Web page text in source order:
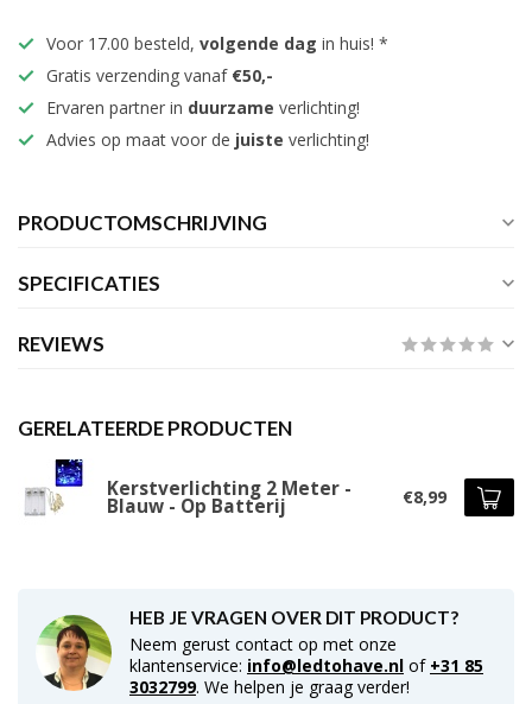
Voor 17.00 besteld, volgende dag in huis! *
Gratis verzending vanaf €50,-
Ervaren partner in duurzame verlichting!
Advies op maat voor de juiste verlichting!
PRODUCTOMSCHRIJVING
SPECIFICATIES
REVIEWS
GERELATEERDE PRODUCTEN
Kerstverlichting 2 Meter -
Blauw - Op Batterij €8,99
HEB JE VRAGEN OVER DIT PRODUCT?
Neem gerust contact op met onze
klantenservice: info@ledtohave.nl of +31 85
3032799. We helpen je graag verder!